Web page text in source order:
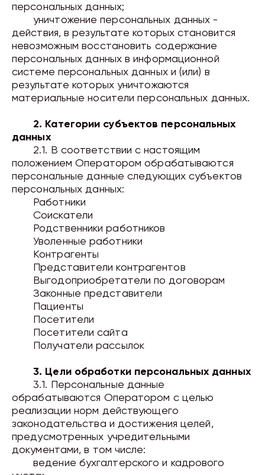
персональных данных;
уничтожение персональных данных -
действия, в результате которых становится
невозможным восстановить содержание
персональных данных в информационной
системе персональных данных и (или) в
результате которых уничтожаются
материальные носители персональных данных.
2. Категории субъектов персональных
данных
2.1. В соответствии с настоящим
положением Оператором обрабатываются
персональные данные следующих субъектов
персональных данных:
Работники
Соискатели
Родственники работников
Уволенные работники
Контрагенты
Представители контрагентов
Выгодоприобретатели по договорам
Законные представители
Пациенты
Посетители
Посетители сайта
Получатели рассылок
3. Цели обработки персональных данных
3.1. Персональные данные
обрабатываются Оператором с целью
реализации норм действующего
законодательства и достижения целей,
предусмотренных учредительными
документами, в том числе:
ведение бухгалтерского и кадрового